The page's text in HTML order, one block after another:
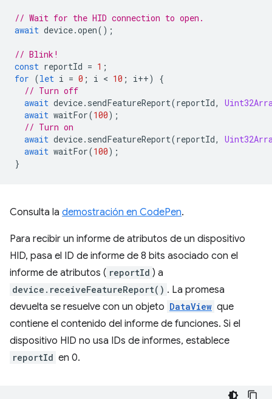
// Wait for the HID connection to open.
await device.open();
// Blink!
const reportId = 1 ;
for (let i = 0 ; i < 10 ; i++)
{
// Turn off
await device. sendFeatureReport(reportId,
await waitFor(100);
// Turn on
await device. sendFeatureReport(reportId,
await waitFor(100);
}
Consulta la demostración en CodePen.
Para recibir un informe de atributos de un dispositivo
HID, pasa el ID de informe de 8 bits asociado con el
informe de atributos ( reportId ) a
device.receiveFeatureReport() . La promesa
devuelta se resuelve con un objeto DataView que
contiene el contenido del informe de funciones. Si el
dispositivo HID no usa IDs de informes, establece
reportId en 0.